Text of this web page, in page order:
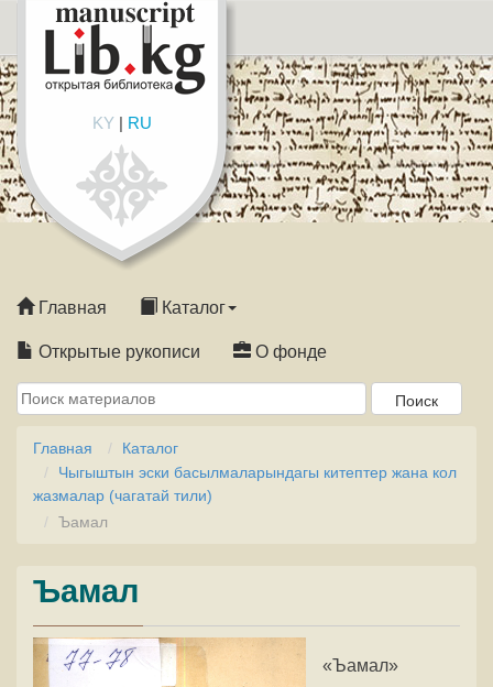
KY| RU
Главная Каталог
Открытые рукописи О фонде
Главная
Каталог
Чыгыштын эски басылмаларындагы китептер жана кол
жазмалар (чагатай тили)
Ъамал
Ъамал
«Ъамал»